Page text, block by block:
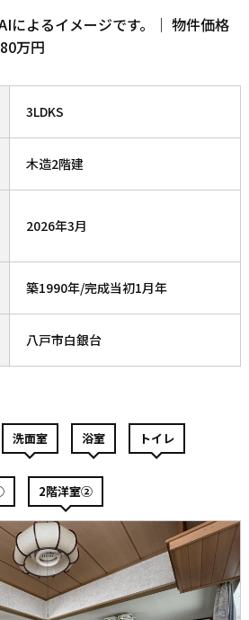
によるイメージです。｜ 物件価格
万円
3LDKS
木造2階建
2026年3月
築1990年/完成当初1月年
八戸市白銀台
洗面室 浴室 トイレ
2階洋室②